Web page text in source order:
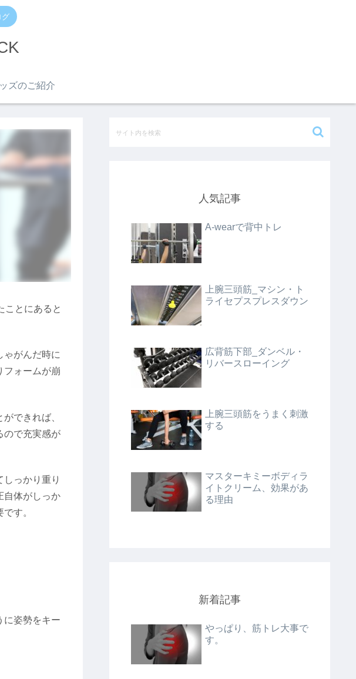
グ
ズのご紹介
ことにあると
ゃがんだ時に
フォームが崩
できれば、
ので充実感が
っかり重り
自体がしっか
す。
に姿勢をキー
人気記事
A-wearで背中トレ
上腕三頭筋_マシン・ト
ライセプスプレスダウン
広背筋下部_ダンベル・
リバースローイング
上腕三頭筋をうまく刺激
する
マスターキミーボディラ
イトクリーム、効果があ
る理由
新着記事
やっぱり、筋トレ大事で
す。